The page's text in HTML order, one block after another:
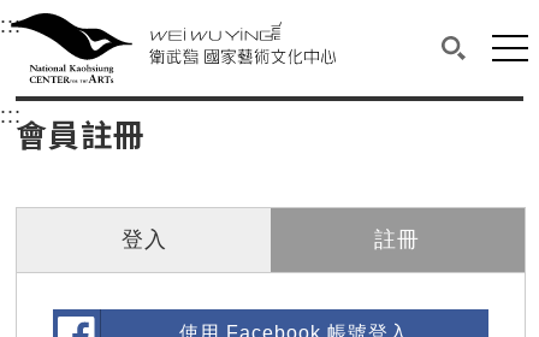
衛武營國家藝術文化中心
中央內容區塊，為本頁主要內容區。
:::選單連結區塊，此區塊列有本網站主要連結。
衛武營國家藝術文化中心
搜尋(開
網
::: 中央內容區塊，為本頁主要內容區。
會員註冊
登入 註冊
使用 Facebook 帳號登入